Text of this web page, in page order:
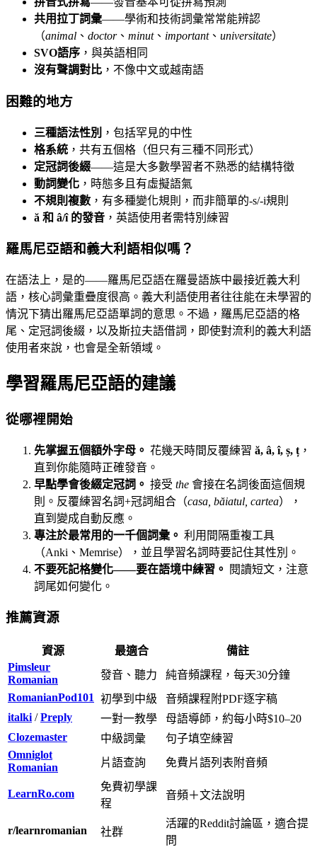
共用拉丁詞彙——學術和技術詞彙常常能辨認
（animal 、 doctor、 minut、 important、 universitate）
SVO語序 ，與英語相同
沒有聲調對比 ，不像中文或越南語
困難的地方
三種語法性別 ，包括罕見的中性
格系統 ，共有五個格（但只有三種不同形式）
定冠詞後綴——這是大多數學習者不熟悉的結構特徵
動詞變化 ，時態多且有虛擬語氣
不規則複數 ，有多種變化規則，而非簡單的-s/-i規則
ă 和 â/î 的發音 ，英語使用者需特別練習
羅馬尼亞語和義大利語相似嗎？
在語法上，是的——羅馬尼亞語在羅曼語族中最接近義大利
語，核心詞彙重疊度很高。義大利語使用者往往能在未學習的
情況下猜出羅馬尼亞語單詞的意思。不過，羅馬尼亞語的格
尾、定冠詞後綴，以及斯拉夫語借詞，即使對流利的義大利語
使用者來說，也會是全新領域。
學習羅馬尼亞語的建議
從哪裡開始
先掌握五個額外字母。 花幾天時間反覆練習 ă, â, î, ș, ț ，
直到你能隨時正確發音。
早點學會後綴定冠詞。 接受 the 會接在名詞後面這個規
則。反覆練習名詞+冠詞組合（casa, băiatul, cartea），
直到變成自動反應。
專注於最常用的一千個詞彙。 利用間隔重複工具
（Anki、Memrise），並且學習名詞時要記住其性別。
不要死記格變化——要在語境中練習。
閱讀短文，注意
詞尾如何變化。
推薦資源
資源 最適合
備註
Pimsleur
Romanian
發音、聽力
純音頻課程，每天30分鐘
RomanianPod101
初學到中級
音頻課程附PDF逐字稿
italki /Preply 一對一教學
母語導師，約每小時$10–20
Clozemaster
中級詞彙
句子填空練習
Omniglot
Romanian
片語查詢 免費片語列表附音頻
LearnRo.com
免費初學課
程
音頻＋文法說明
r/learnromanian 社群
活躍的Reddit討論區，適合提
問